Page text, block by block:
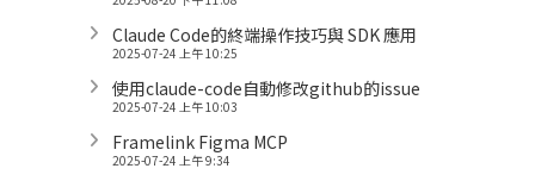
Claude Code的終端操作技巧與 SDK 應用
2025-07-24 上午 10:25
使用claude-code自動修改github的issue
2025-07-24 上午 10:03
Framelink Figma MCP
2025-07-24 上午 9:34